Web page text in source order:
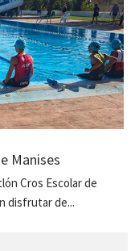
Manises
Cros Escolar de
disfrutar de...